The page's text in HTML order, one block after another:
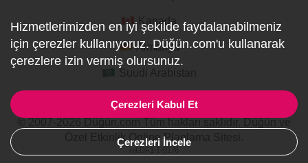
Kanada
Almanya
Özel Etkinlik Online Planlama Sitesi.
Hizmetlerimizden en iyi şekilde faydalanabilmeniz
için çerezler kullanıyoruz. Düğün.com'u kullanarak
çerezlere izin vermiş olursunuz.
Çerezleri Kabul Et
Çerezleri İncele